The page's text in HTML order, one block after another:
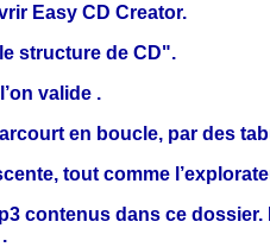
Easy CD Creator.
structure de CD".
valide .
en boucle, par des
tout comme
contenus dans ce